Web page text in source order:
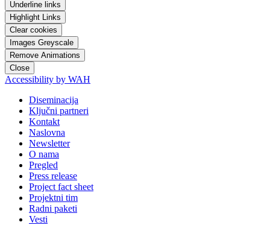
Underline links
Highlight Links
Clear cookies
Images Greyscale
Remove Animations
Close
Accessibility by WAH
Diseminacija
Ključni partneri
Kontakt
Naslovna
Newsletter
O nama
Pregled
Press release
Project fact sheet
Projektni tim
Radni paketi
Vesti